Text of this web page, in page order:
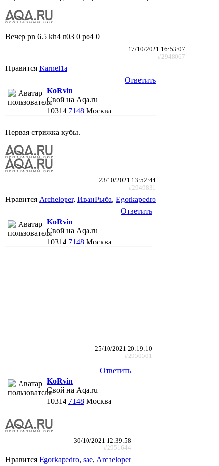
Вечер pn 6.5 kh4 n03 0 po4 0
17/10/2021 16:53:07
#2948067
Нравится Karnel1a
Ответить
KoRvin
Свой на Aqa.ru
10314 7148 Москва
Первая стрижка кубы.
23/10/2021 13:52:44
#2949831
Нравится Archeloper, ИванРыба, Egorkapedro
Ответить
KoRvin
Свой на Aqa.ru
10314 7148 Москва
25/10/2021 20:19:10
#2950501
Ответить
KoRvin
Свой на Aqa.ru
10314 7148 Москва
30/10/2021 12:39:58
#2951644
Нравится Egorkapedro, sae, Archeloper